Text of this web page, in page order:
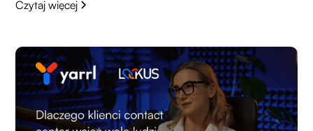
Czytaj więcej